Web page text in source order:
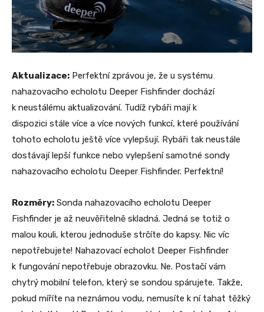
Aktualizace: Perfektní zprávou je, že u systému
nahazovacího echolotu Deeper Fishfinder dochází
k neustálému aktualizování. Tudíž rybáři mají k
dispozici stále více a více nových funkcí, které používání
tohoto echolotu ještě více vylepšují. Rybáři tak neustále
dostávají lepší funkce nebo vylepšení samotné sondy
nahazovacího echolotu Deeper Fishfinder. Perfektní!
Rozměry: Sonda nahazovacího echolotu Deeper
Fishfinder je až neuvěřitelně skladná. Jedná se totiž o
malou kouli, kterou jednoduše strčíte do kapsy. Nic víc
nepotřebujete! Nahazovací echolot Deeper Fishfinder
k fungování nepotřebuje obrazovku. Ne. Postačí vám
chytrý mobilní telefon, který se sondou spárujete. Takže,
pokud míříte na neznámou vodu, nemusíte k ní tahat těžký